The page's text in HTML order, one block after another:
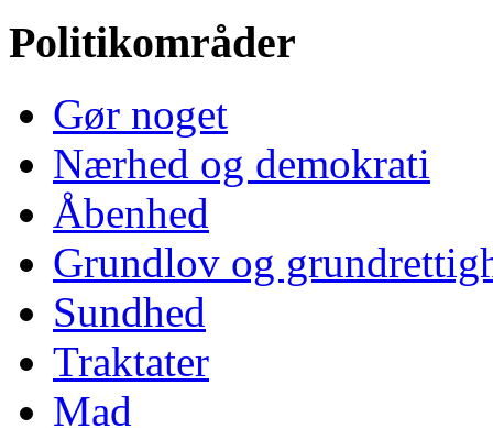
Politikområder
Gør noget
Nærhed og demokrati
Åbenhed
Grundlov og
Sundhed
Traktater
Mad